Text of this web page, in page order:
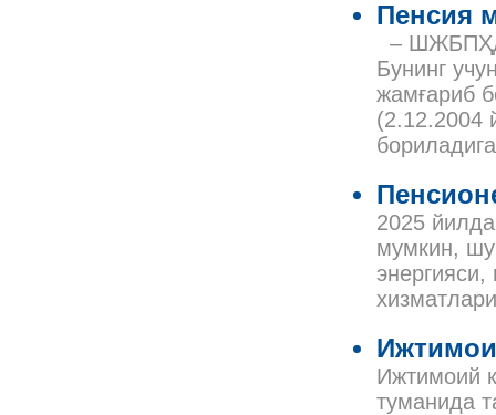
Пенсия
–
Бунинг
жамғариб
(2.12.2004
2025
мумкин, шу
энергияси,
Ижтимоий
туманида